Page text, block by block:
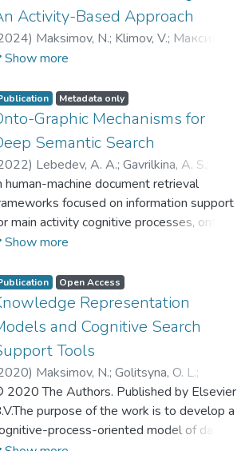
Activity-Based Approach
) Maksimov, N.; Klimov, V.; Максимов,
Вениаминович
Show more
Metadata only
Graphic Mechanisms for
Semantic Search
) Lebedev, A. A.; Gavrilkina, A. S.
N. V.;Golitsyna, O. L.;Monankov,
V.;Лебедев, Александр Анатольевич;
Анастасия Сергеевна ;
Николай Вениаминович
human-machine document retrieval
focused on information support
main activity cognitive processes, onto-
based mechanisms for deep
of the application of examples
to users' cognitive states are
on graphs constructed from full texts.
paper gives a comparative evaluation of
search mechanisms effectiveness in
tasks, as applied to text reading
Show more
Open Access
Representation
and Cognitive Search
Tools
) Maksimov, N.; Golitsyna, O. L.;
K. ;Gavrilkina, A.;Максимов,
Вениаминович;Голицына,
Леонидовна;Гаврилкина,
2020 The Authors. Published by Elsevier
purpose of the work is to develop a
process-oriented model of data